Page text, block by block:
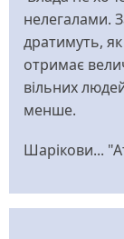
нелегалами.
дратимуть,
отримає
вільних
менше.
Шарікови...